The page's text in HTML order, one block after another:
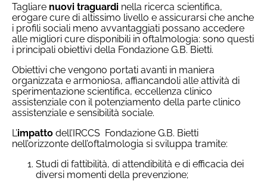
Tagliare nuovi traguardi nella ricerca scientifica,
erogare cure di altissimo livello e assicurarsi che anche
i profili sociali meno avvantaggiati possano accedere
alle migliori cure disponibili in oftalmologia: sono questi
i principali obiettivi della Fondazione G.B. Bietti.
Obiettivi che vengono portati avanti in maniera
organizzata e armoniosa, affiancandoli alle attività di
sperimentazione scientifica, eccellenza clinico
assistenziale con il potenziamento della parte clinico
assistenziale e sensibilità sociale.
L’impatto dell’IRCCS Fondazione G.B. Bietti
nell’orizzonte dell’oftalmologia si sviluppa tramite:
Studi di fattibilità, di attendibilità e di efficacia dei
diversi momenti della prevenzione;